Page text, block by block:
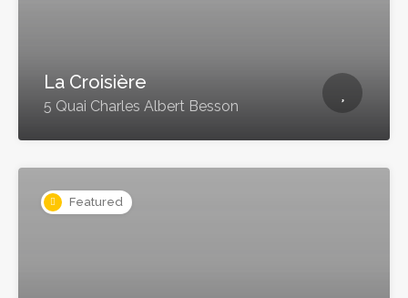
La Croisière
5 Quai Charles Albert Besson
Featured